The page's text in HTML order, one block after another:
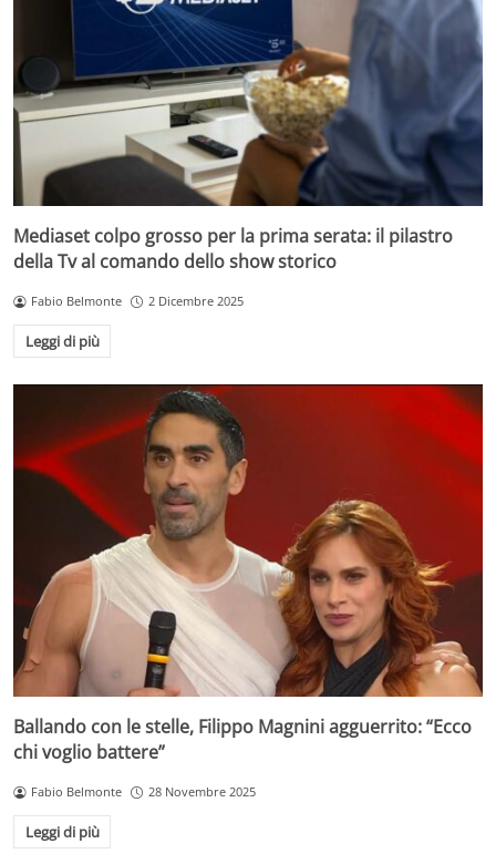
Mediaset colpo grosso per la prima serata: il pilastro
della Tv al comando dello show storico
Fabio Belmonte 2 Dicembre 2025
Leggi di più
Ballando con le stelle, Filippo Magnini agguerrito: “Ecco
chi voglio battere”
Fabio Belmonte 28 Novembre 2025
Leggi di più